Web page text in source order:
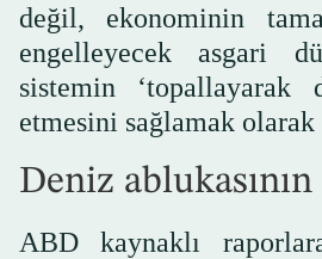
değil, ekonominin
engelleyecek asgari
sistemin ‘topallayarak
etmesini sağlamak
Deniz
ABD kaynaklı